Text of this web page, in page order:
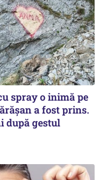
spray o inimă pe
a fost prins.
după gestul